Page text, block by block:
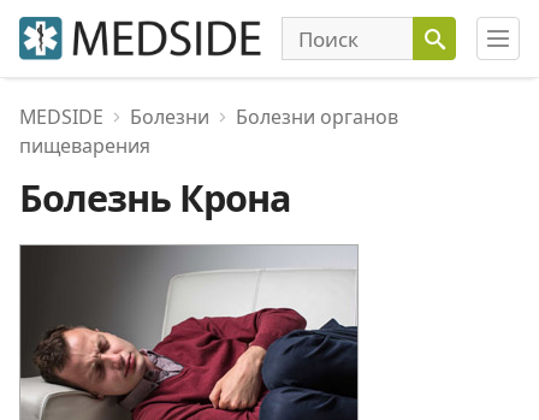
MEDSIDE Болезни
Болезни органов
пищеварения
Болезнь Крона